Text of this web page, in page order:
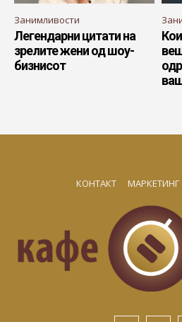
Занимливости
Легендарни цитати на
зрелите жени од шоу-
бизнисот
КОНТАКТ МАРКЕТИНГ